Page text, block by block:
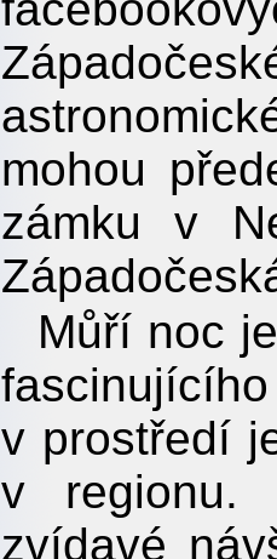
mohou
zámku v
Můří noc
v prostředí
v regionu.
zvídavé